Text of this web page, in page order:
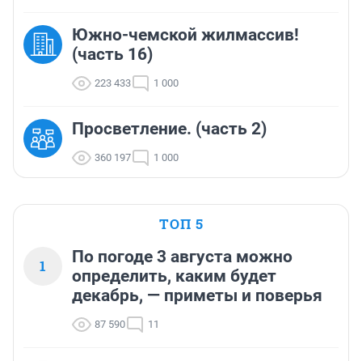
Южно-чемской жилмассив!
(часть 16)
223 433 1 000
Просветление. (часть 2)
360 197 1 000
ТОП 5
1
По погоде 3 августа можно
определить, каким будет
декабрь, — приметы и поверья
87 590 11